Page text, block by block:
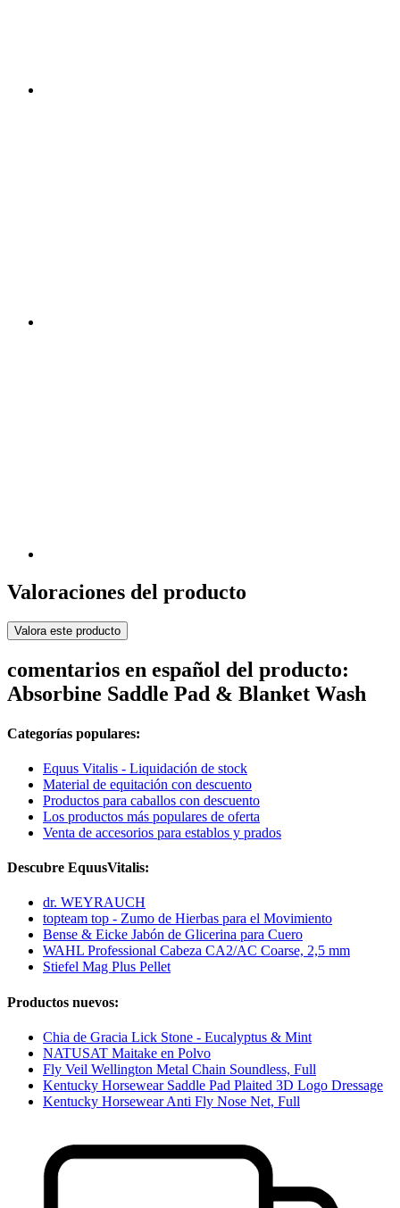
Valoraciones del producto
Valora este producto
comentarios en español del producto:
Absorbine Saddle Pad & Blanket Wash
Categorías populares:
Equus Vitalis - Liquidación de stock
Material de equitación con descuento
Productos para caballos con descuento
Los productos más populares de oferta
Venta de accesorios para establos y prados
Descubre EquusVitalis:
dr. WEYRAUCH
topteam top - Zumo de Hierbas para el Movimiento
Bense & Eicke Jabón de Glicerina para Cuero
WAHL Professional Cabeza CA2/AC Coarse, 2,5 mm
Stiefel Mag Plus Pellet
Productos nuevos:
Chia de Gracia Lick Stone - Eucalyptus & Mint
NATUSAT Maitake en Polvo
Fly Veil Wellington Metal Chain Soundless, Full
Kentucky Horsewear Saddle Pad Plaited 3D Logo Dressage
Kentucky Horsewear Anti Fly Nose Net, Full